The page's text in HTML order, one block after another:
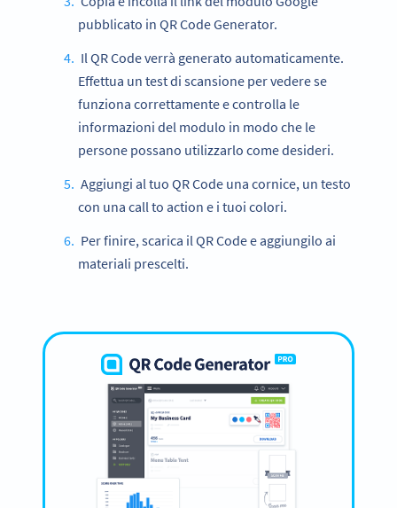
pubblicato in QR Code Generator.
Il QR Code verrà generato automaticamente.
Effettua un test di scansione per vedere se
funziona correttamente e controlla le
informazioni del modulo in modo che le
persone possano utilizzarlo come desideri.
Aggiungi al tuo QR Code una cornice, un testo
con una call to action e i tuoi colori.
Per finire, scarica il QR Code e aggiungilo ai
materiali prescelti.